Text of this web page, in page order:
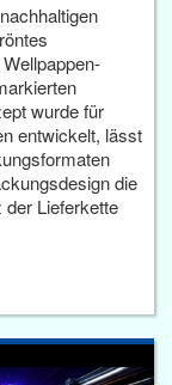
wurde für
entwickelt, lässt
die
der Lieferkette